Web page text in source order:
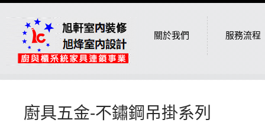
關於我們 服務流程
廚具五金-不鏽鋼吊掛系列